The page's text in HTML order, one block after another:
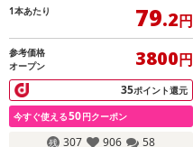
1本あたり 79.2円
参考価格
オープン
3800円
35ポイント還元
今すぐ使える50円クーポン
307 906 58